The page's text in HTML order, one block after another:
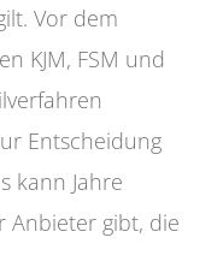
Vor dem
KJM, FSM und
Entscheidung
kann Jahre
Anbieter gibt, die